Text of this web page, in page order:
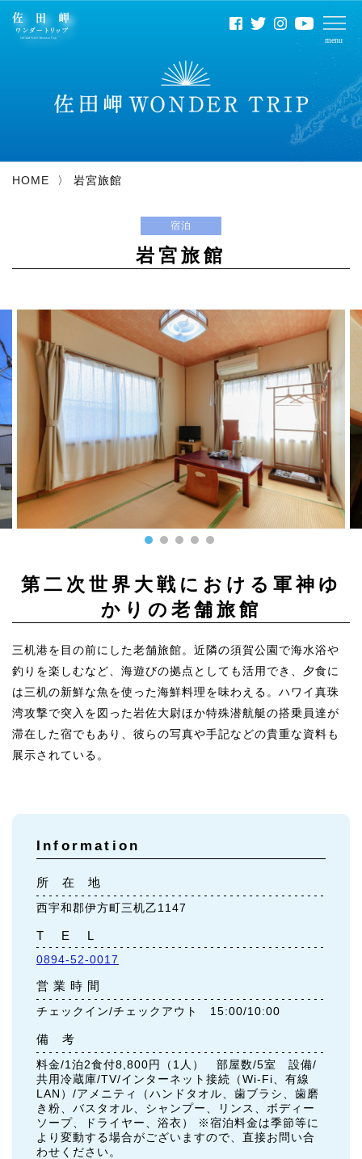
HOME 岩宮旅館
宿泊
岩宮旅館
第二次世界大戦における軍神ゆ
かりの老舗旅館
三机港を目の前にした老舗旅館。近隣の須賀公園で海水浴や
釣りを楽しむなど、海遊びの拠点としても活用でき、夕食に
は三机の新鮮な魚を使った海鮮料理を味わえる。ハワイ真珠
湾攻撃で突入を図った岩佐大尉ほか特殊潜航艇の搭乗員達が
滞在した宿でもあり、彼らの写真や手記などの貴重な資料も
展示されている。
Information
所 在 地
西宇和郡伊方町三机乙1147
T E L
0894-52-0017
営 業 時 間
チェックイン/チェックアウト 15:00/10:00
備 考
料金/1泊2食付8,800円（1人） 部屋数/5室 設備/
共用冷蔵庫/TV/インターネット接続（Wi-Fi、有線
LAN）/アメニティ（ハンドタオル、歯ブラシ、歯磨
き粉、バスタオル、シャンプー、リンス、ボディー
ソープ、ドライヤー、浴衣） ※宿泊料金は季節等に
より変動する場合がございますので、直接お問い合
わせください。